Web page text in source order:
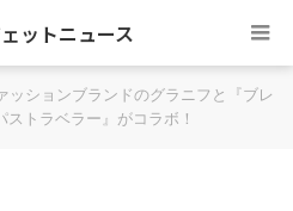
ットニュース
ッションブランドのグラニフと『ブレ
トラベラー』がコラボ！